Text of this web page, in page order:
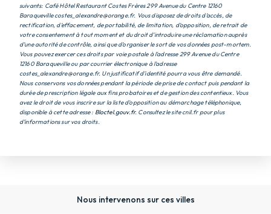
suivants: Café Hôtel Restaurant Costes Frères 299 Avenue du Centre 12160
Baraqueville costes_alexandre@orange.fr. Vous disposez de droits d’accès, de
rectification, d’effacement, de portabilité, de limitation, d’opposition, de retrait de
votre consentement à tout moment et du droit d’introduire une réclamation auprès
d’une autorité de contrôle, ainsi que d’organiser le sort de vos données post-mortem.
Vous pouvez exercer ces droits par voie postale à l'adresse 299 Avenue du Centre
12160 Baraqueville ou par courrier électronique à l'adresse
costes_alexandre@orange.fr. Un justificatif d'identité pourra vous être demandé.
Nous conservons vos données pendant la période de prise de contact puis pendant la
durée de prescription légale aux fins probatoires et de gestion des contentieux. Vous
avez le droit de vous inscrire sur la liste d'opposition au démarchage téléphonique,
disponible à cette adresse : Bloctel.gouv.fr. Consultez le site cnil.fr pour plus
d’informations sur vos droits.
Nous intervenons sur ces villes